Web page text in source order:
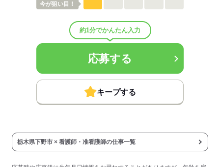
■退職金制度備考：
■試用期間の待遇変更有無：無
■試用期間中の労働条件：■その他手当：
●日・祝日手当：5,000円／回
●住宅手当：20,000円／月
●家族手当：規定により決定
■受動喫煙防止措置：
敷地内禁煙
応募する
今が狙い目！
約1分でかんたん入力
応募する
キープする
栃木県下野市 × 看護師・准看護師の仕事一覧